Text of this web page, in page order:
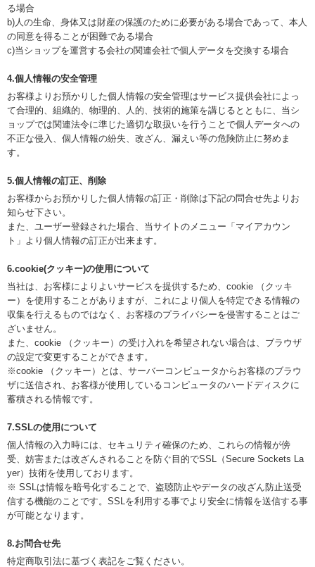
る場合
b)人の生命、身体又は財産の保護のために必要がある場合であって、本人
の同意を得ることが困難である場合
c)当ショップを運営する会社の関連会社で個人データを交換する場合
4.個人情報の安全管理
お客様よりお預かりした個人情報の安全管理はサービス提供会社によっ
て合理的、組織的、物理的、人的、技術的施策を講じるとともに、当シ
ョップでは関連法令に準じた適切な取扱いを行うことで個人データへの
不正な侵入、個人情報の紛失、改ざん、漏えい等の危険防止に努めま
す。
5.個人情報の訂正、削除
お客様からお預かりした個人情報の訂正・削除は下記の問合せ先よりお
知らせ下さい。
また、ユーザー登録された場合、当サイトのメニュー「マイアカウン
ト」より個人情報の訂正が出来ます。
6.cookie(クッキー)の使用について
当社は、お客様によりよいサービスを提供するため、cookie （クッキ
ー）を使用することがありますが、これにより個人を特定できる情報の
収集を行えるものではなく、お客様のプライバシーを侵害することはご
ざいません。
また、cookie （クッキー）の受け入れを希望されない場合は、ブラウザ
の設定で変更することができます。
※cookie （クッキー）とは、サーバーコンピュータからお客様のブラウ
ザに送信され、お客様が使用しているコンピュータのハードディスクに
蓄積される情報です。
7.SSLの使用について
個人情報の入力時には、セキュリティ確保のため、これらの情報が傍
受、妨害または改ざんされることを防ぐ目的でSSL（Secure Sockets La
yer）技術を使用しております。
※ SSLは情報を暗号化することで、盗聴防止やデータの改ざん防止送受
信する機能のことです。SSLを利用する事でより安全に情報を送信する事
が可能となります。
8.お問合せ先
特定商取引法に基づく表記をご覧ください。